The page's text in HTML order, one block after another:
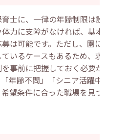
士に、一律の年齢制限は設けら
力に支障がなければ、基本的に
は可能です。ただし、園によっ
いるケースもあるため、求める
事前に把握しておく必要があり
年齢不問」「シニア活躍中」な
望条件に合った職場を見つけや